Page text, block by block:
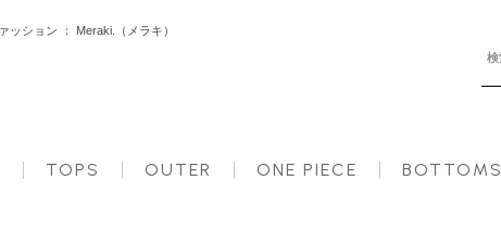
ッション ： Meraki.（メラキ）
TOPS OUTER ONE PIECE BOTTOMS
1～2日以内に発送予定（店舗休業日を除く）】【送料無料】メ込